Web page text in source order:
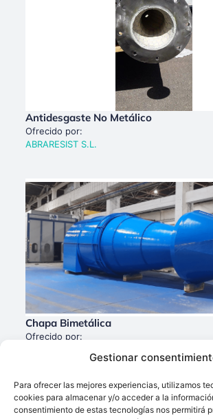
Gestionar
Para ofrecer las mejores experiencias, utilizamos
cookies para almacenar y/o acceder a la
consentimiento de estas tecnologías nos permitirá
Antidesgaste No Metálico
Ofrecido por:
ABRARESIST S.L.
Chapa Bimetálica
Ofrecido por: